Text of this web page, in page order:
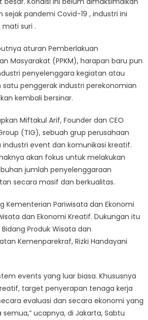
sejak pandemi Covid-19 , industri ini
suri .
aturan Pemberlakuan
Masyarakat (PPKM), harapan baru pun
penyelenggara kegiatan atau
penggerak industri perekonomian
kembali bersinar.
Miftakul Arif, Founder dan CEO
(TIG), sebuah grup perusahaan
event dan komunikasi kreatif.
akan fokus untuk melakukan
jumlah penyelenggaraan
secara masif dan berkualitas.
Kementerian Pariwisata dan Ekonomi
dan Ekonomi Kreatif. Dukungan itu
Produk Wisata dan
Kemenparekraf, Rizki Handayani
events yang luar biasa. Khususnya
target penyerapan tenaga kerja
evaluasi dan secara ekonomi yang
ucapnya, di Jakarta, Sabtu